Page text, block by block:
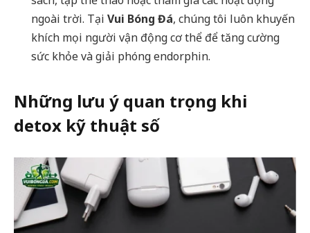
ngoài trời. Tại Vui Bóng Đá, chúng tôi luôn khuyến
khích mọi người vận động cơ thể để tăng cường
sức khỏe và giải phóng endorphin.
Những lưu ý quan trọng khi
detox kỹ thuật số